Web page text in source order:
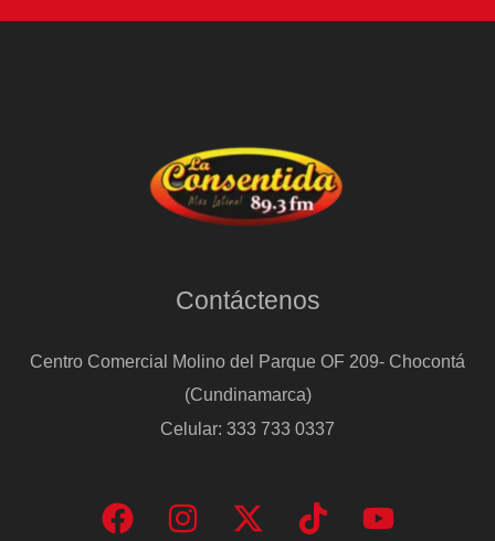
Contáctenos
Centro Comercial Molino del Parque OF 209- Chocontá
(Cundinamarca)
Celular: 333 733 0337